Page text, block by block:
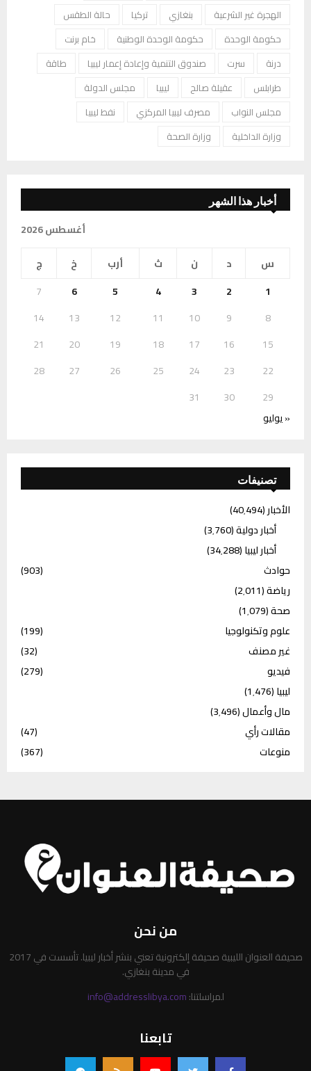
الهجرة غير الشرعية
بنغازي تركيا
حالة الطقس
حكومة الوحدة
حكومة الوحدة الوطنية
خام برنت
درنة
سرت صندوق التنمية وإعادة إعمار ليبيا
طاقة
طرابلس
عقيلة صالح ليبيا
مجلس الدولة
مجلس النواب
مصرف ليبيا المركزي
نفط ليبيا
وزارة الداخلية
وزارة الصحة
أخبار هذا الشهر
أغسطس 2026
س
د ن ث أرب خ
ج
1
2
3
4
5
6
7
8
9
10
11
12
13
14
15
16
17
18
19
20
21
22
23
24
25
26
27
28
29
30
31
« يوليو
تصنيفات
الأخبار(40٬494)
أخبار دولية(3٬760)
أخبار ليبيا(34٬288)
حوادث
(903)
رياضة(2٬011)
صحة(1٬079)
علوم وتكنولوجيا
(199)
غير مصنف
(32)
فيديو
(279)
ليبيا(1٬476)
مال وأعمال(3٬496)
مقالات رأي
(47)
منوعات
(367)
من نحن
صحيفة العنوان الليبية صحيفة إلكترونية تعني بنشر أخبار ليبيا. تأسست في 2017
في مدينة بنغازي.
لمراسلتنا:info@addresslibya.com
تابعنا